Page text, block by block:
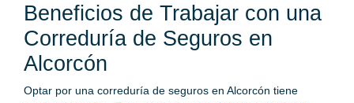
Beneficios de Trabajar con una
Correduría de Seguros en
Alcorcón
Optar por una correduría de seguros en Alcorcón tiene